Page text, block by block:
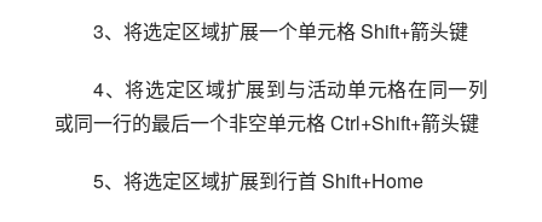
3、将选定区域扩展一个单元格 Shift+箭头键
4、将选定区域扩展到与活动单元格在同一列
或同一行的最后一个非空单元格 Ctrl+Shift+箭头键
5、将选定区域扩展到行首 Shift+Home